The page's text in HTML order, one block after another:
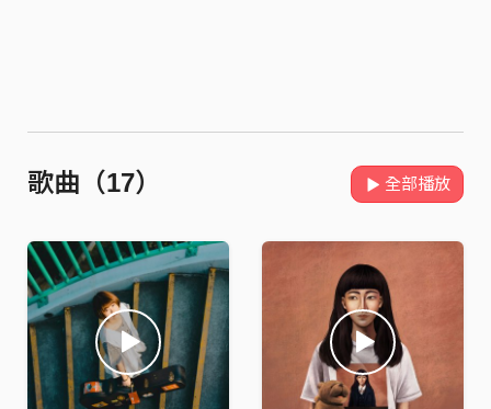
歌曲（17） 全部播放